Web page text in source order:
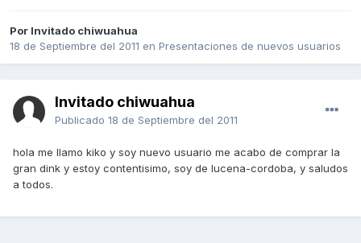
Por Invitado chiwuahua
18 de Septiembre del 2011 en Presentaciones de nuevos usuarios
Invitado chiwuahua
Publicado 18 de Septiembre del 2011
hola me llamo kiko y soy nuevo usuario me acabo de comprar la
gran dink y estoy contentisimo, soy de lucena-cordoba, y saludos
a todos.